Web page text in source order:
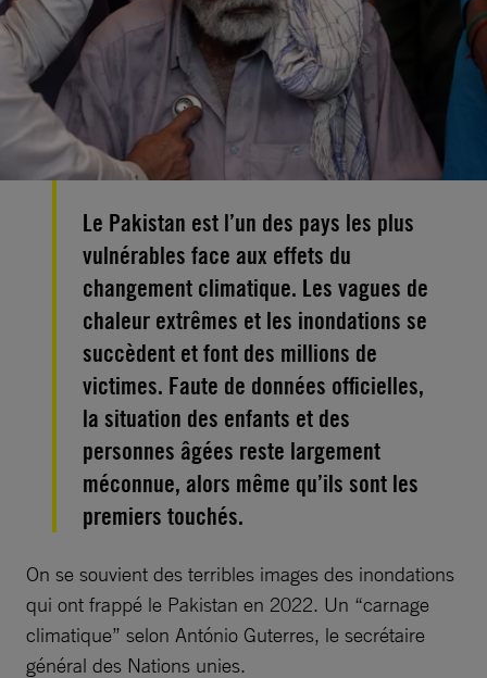
Le Pakistan est l’un des pays les plus
vulnérables face aux effets du
changement climatique. Les vagues de
chaleur extrêmes et les inondations se
succèdent et font des millions de
victimes. Faute de données officielles,
la situation des enfants et des
personnes âgées reste largement
méconnue, alors même qu’ils sont les
premiers touchés.
On se souvient des terribles images des inondations
qui ont frappé le Pakistan en 2022. Un “carnage
climatique” selon António Guterres, le secrétaire
général des Nations unies.